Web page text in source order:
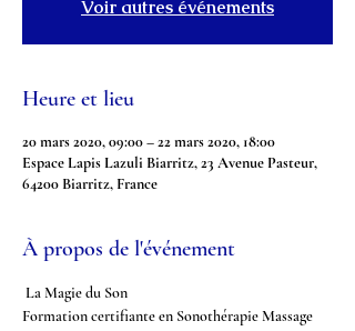
Voir autres événements
Heure et lieu
20 mars 2020, 09:00 – 22 mars 2020, 18:00
Espace Lapis Lazuli Biarritz, 23 Avenue Pasteur,
64200 Biarritz, France
À propos de l'événement
La Magie du Son
Formation certifiante en Sonothérapie Massage